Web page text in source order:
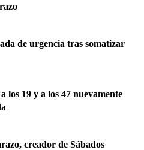
de urgencia tras somatizar
los 19 y a los 47 nuevamente
creador de Sábados